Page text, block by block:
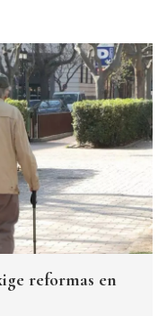
reformas en